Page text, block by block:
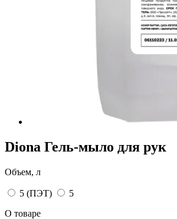
Diona Гель-мыло для рук
Объем, л
5 (ПЭТ)
5
О товаре